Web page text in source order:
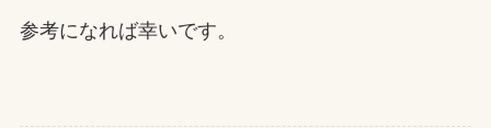
参考になれば幸いです。